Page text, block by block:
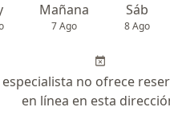
Mañana
7 Ago
Sáb
8 Ago
especialista no ofrece
en línea en esta